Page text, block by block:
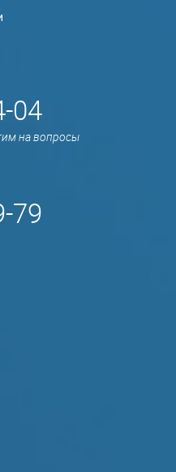
04
на вопросы
79